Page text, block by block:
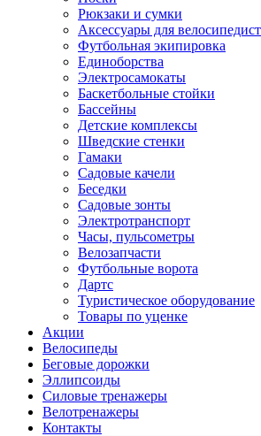
Рюкзаки и сумки
Аксессуары для
Футбольная экипировка
Единоборства
Электросамокаты
Баскетбольные стойки
Бассейны
Детские комплексы
Шведские стенки
Гамаки
Садовые качели
Беседки
Садовые зонты
Электротранспорт
Часы, пульсометры
Велозапчасти
Футбольные ворота
Дартс
Туристическое оборудование
Товары по уценке
Акции
Велосипеды
Беговые дорожки
Эллипсоиды
Силовые тренажеры
Велотренажеры
Контакты